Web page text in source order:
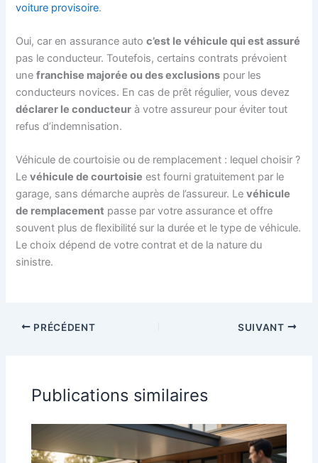
voiture provisoire.
Oui, car en assurance autoc’est le véhicule qui est assuré
pas le conducteur. Toutefois, certains contrats prévoient
unefranchise majorée ou des exclusions pour les
conducteurs novices. En cas de prêt régulier, vous devez
déclarer le conducteur à votre assureur pour éviter tout
refus d’indemnisation.
Véhicule de courtoisie ou de remplacement : lequel choisir ?
Levéhicule de courtoisie est fourni gratuitement par le
garage, sans démarche auprès de l’assureur. Levéhicule
de remplacement passe par votre assurance et offre
souvent plus de flexibilité sur la durée et le type de véhicule.
Le choix dépend de votre contrat et de la nature du
sinistre.
PRÉCÉDENT SUIVANT
Publications similaires